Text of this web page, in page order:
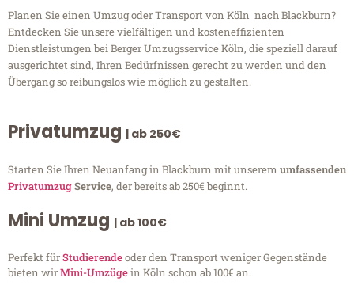
Planen Sie einen Umzug oder Transport von Köln nach Blackburn?
Entdecken Sie unsere vielfältigen und kosteneffizienten
Dienstleistungen bei Berger Umzugsservice Köln, die speziell darauf
ausgerichtet sind, Ihren Bedürfnissen gerecht zu werden und den
Übergang so reibungslos wie möglich zu gestalten.
Privatumzug | ab 250€
Starten Sie Ihren Neuanfang in Blackburn mit unserem umfassenden
PrivatumzugService, der bereits ab 250€ beginnt.
Mini Umzug | ab 100€
Perfekt fürStudierendeoder den Transport weniger Gegenstände
bieten wirMini-Umzügein Köln schon ab 100€ an.